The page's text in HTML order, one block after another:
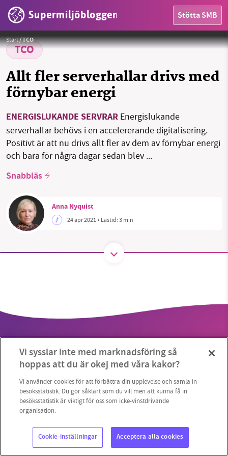
Supermiljöbloggen Stötta SMB
OMRÅDEN
OM OSS
Sök Sparade inlägg Tipsa oss
Start/TCO
TCO
Allt fler serverhallar drivs med
förnybar energi
ENERGISLUKANDE SERVRAR Energislukande
serverhallar behövs i en accelererande digitalisering.
Positivt är att nu drivs allt fler av dem av förnybar energi
och bara för några dagar sedan blev ...
Snabbläs
Anna Nyquist
24 apr 2021• Lästid:3 min
Bild av kewl från PixabayFoto:kewl från Pixabay
Copyright 2023 © Supermiljöbloggen Cookieinställningar
nyhetsbevakning och granskningar. Nu vill vi
utveckla vårt arbete – och vi hoppas att du
vill hjälpa oss.
Stötta vårt arbete genom att swisha en slant till
1231368703
Läs vad vi vill göra
Vi sysslar inte med marknadsföring så
hoppas att du är okej med våra kakor?
Vi använder cookies för att förbättra din upplevelse och samla in
besöksstatistik. Du gör såklart som du vill men att kunna få in
besöksstatistik är viktigt för oss som icke-vinstdrivande
organisation.
Cookie-inställningar Acceptera alla cookies